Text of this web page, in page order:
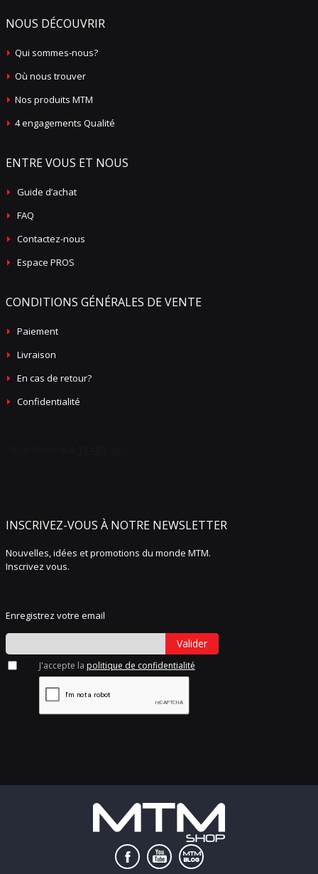
NOUS DÉCOUVRIR
Qui sommes-nous?
Où nous trouver
Nos produits MTM
4 engagements Qualité
ENTRE VOUS ET NOUS
Guide d’achat
FAQ
Contactez-nous
Espace PROS
CONDITIONS GÉNÉRALES DE VENTE
Paiement
Livraison
En cas de retour?
Confidentialité
INSCRIVEZ-VOUS À NOTRE NEWSLETTER
Nouvelles, idées et promotions du monde MTM.
Inscrivez vous.
Enregistrez votre email
Valider
J'accepte la politique de confidentialité